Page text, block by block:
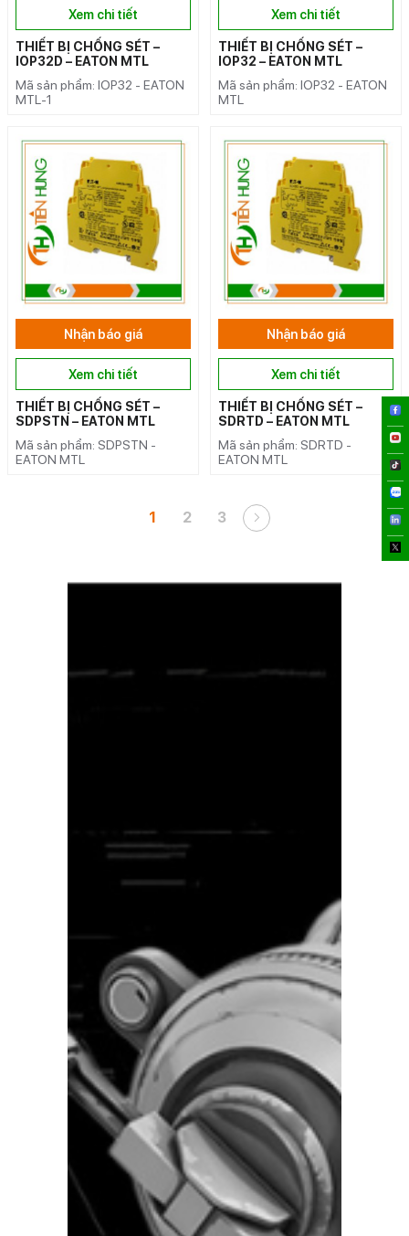
Xem chi tiết
THIẾT BỊ CHỐNG SÉT –
IOP32D – EATON MTL
Mã sản phẩm: IOP32 - EATON
MTL-1
Xem chi tiết
THIẾT BỊ CHỐNG SÉT –
IOP32 – EATON MTL
Mã sản phẩm: IOP32 - EATON
MTL
Nhận báo giá
Xem chi tiết
THIẾT BỊ CHỐNG SÉT –
SDPSTN – EATON MTL
Mã sản phẩm: SDPSTN -
EATON MTL
Nhận báo giá
Xem chi tiết
THIẾT BỊ CHỐNG SÉT –
SDRTD – EATON MTL
Mã sản phẩm: SDRTD -
EATON MTL
1 2 3